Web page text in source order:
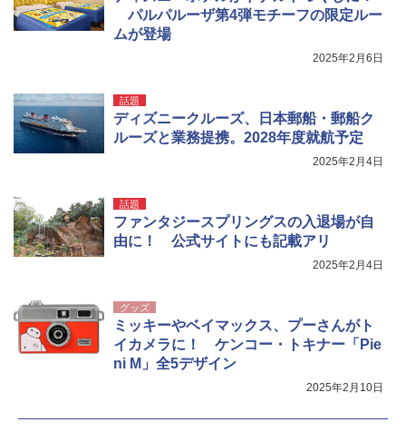
パルパルーザ第4弾モチーフの限定ルー
ムが登場
2025年2月6日
話題
ディズニークルーズ、日本郵船・郵船ク
ルーズと業務提携。2028年度就航予定
2025年2月4日
話題
ファンタジースプリングスの入退場が自
由に！ 公式サイトにも記載アリ
2025年2月4日
グッズ
ミッキーやベイマックス、プーさんがト
イカメラに！ ケンコー・トキナー「Pie
ni M」全5デザイン
2025年2月10日